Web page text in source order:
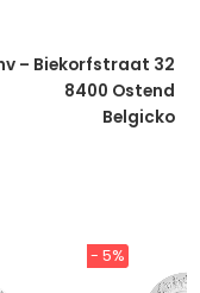
– Biekorfstraat 32
8400 Ostend
Belgicko
- 5%